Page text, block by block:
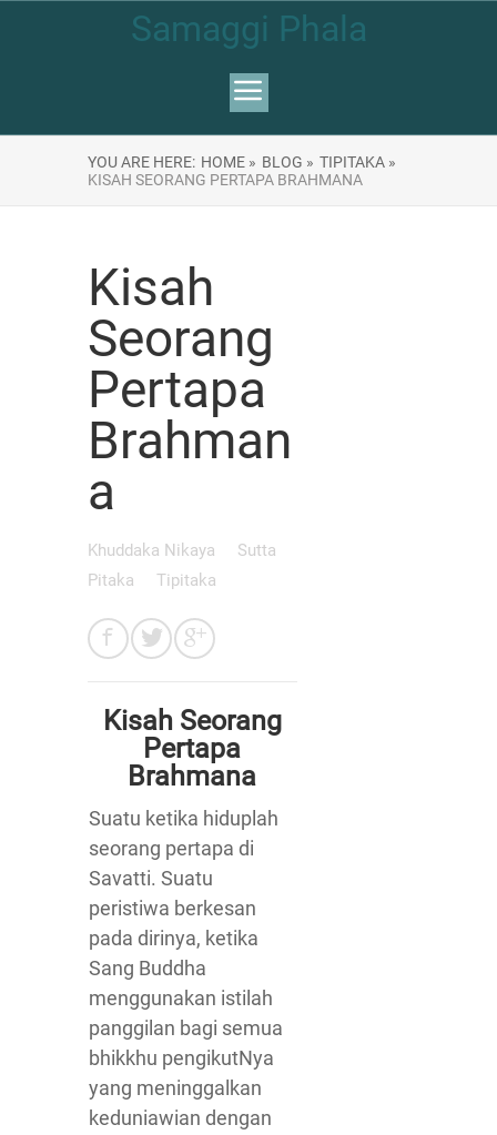
Samaggi Phala
YOU ARE HERE: HOME » BLOG » TIPITAKA »
KISAH SEORANG PERTAPA BRAHMANA
Kisah
Seorang
Pertapa
Brahman
a
Khuddaka Nikaya
Sutta
Pitaka
Tipitaka
Kisah Seorang
Pertapa
Brahmana
Suatu ketika hiduplah
seorang pertapa di
Savatti. Suatu
peristiwa berkesan
pada dirinya, ketika
Sang Buddha
menggunakan istilah
panggilan bagi semua
bhikkhu pengikutNya
yang meninggalkan
keduniawian dengan